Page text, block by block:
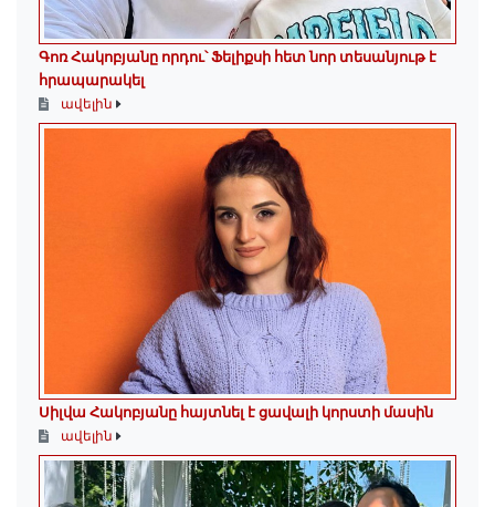
Գոռ Հակոբյանը որդու՝ Ֆելիքսի հետ նոր տեսանյութ է
հրապարակել
ավելին
Սիլվա Հակոբյանը հայտնել է ցավալի կորստի մասին
ավելին